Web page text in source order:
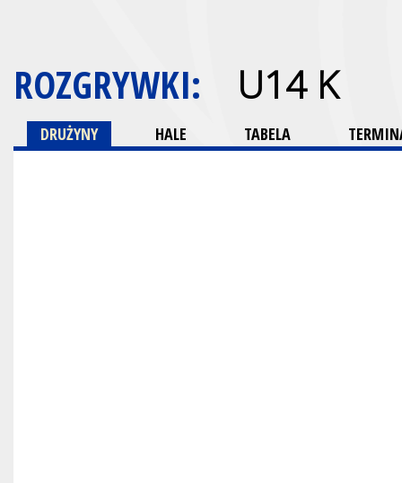
ROZGRYWKI: U14 K
DRUŻYNY HALE TABELA